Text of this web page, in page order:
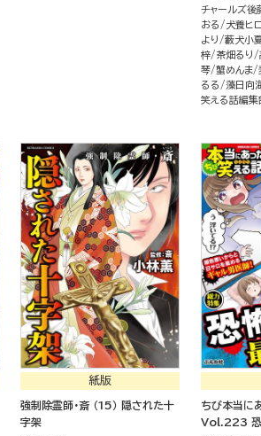
チャールズ後
おる
犬養ヒロ
より
藪犬小
梓
茶畑るり
琴 蟹めんま
るる
藻日向
笑える話編集
紙版
強制除霊師・斎 （15） 隠された十
字架
ちび本当に
Vol.223 恐